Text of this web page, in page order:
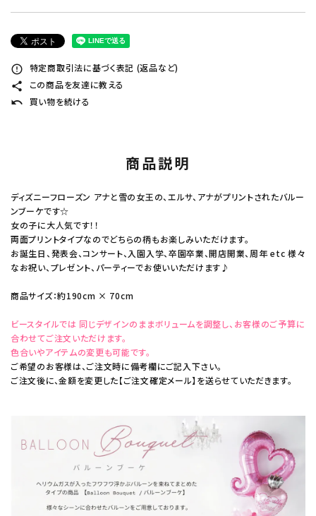
error_outline 特定商取引法に基づく表記 (返品など)
share この商品を友達に教える
undo 買い物を続ける
商品説明
ディズニーフローズン アナと雪の女王の、エルサ、アナがプリントされたバルー
ンブーケです☆
女の子に大人気です！！
両面プリントタイプなのでどちらの柄もお楽しみいただけます。
お誕生日、発表会、コンサート、入園入学、卒園卒業、開店開業、周年 etc 様々
なお祝い、プレゼント、パーティーでお使いいただけます♪
商品サイズ：約190cm × 70cm
ビースタイルでは 同じデザインのままボリュームを調整し、お客様のご予算に
合わせてご注文いただけます。
色合いやアイテムの変更も可能です。
ご希望のお客様は、ご注文時に備考欄にご記入下さい。
ご注文後に、金額を変更した【ご注文確定メール】を送らせていただきます。